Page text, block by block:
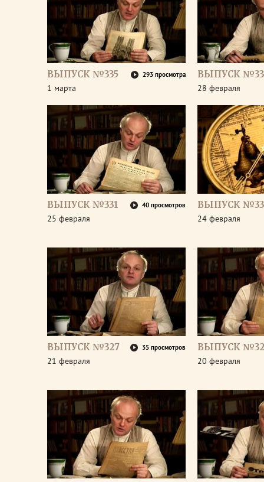
ВЫПУСК №335 293 просмотра
1 марта
ВЫПУСК
28 февраля
ВЫПУСК №331 40 просмотров
25 февраля
ВЫПУСК
24 февраля
ВЫПУСК №327 35 просмотров
21 февраля
ВЫПУСК
20 февраля